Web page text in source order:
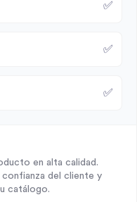
✅
✅
✅
en alta calidad.
confianza del cliente y
catálogo.